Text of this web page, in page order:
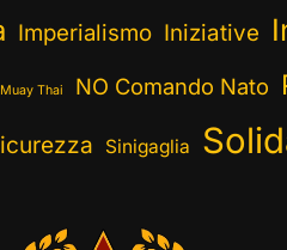
Imperialismo Iniziative
Muay Thai NO Comando Nato
Sinigaglia